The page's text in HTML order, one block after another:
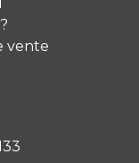
vente